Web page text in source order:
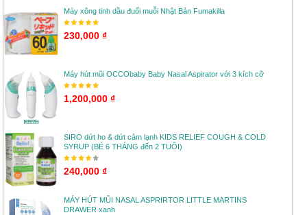
Máy xông tinh dầu đuổi muỗi Nhật Bản Fumakilla
230,000 ₫
Máy hút mũi OCCObaby Baby Nasal Aspirator với 3 kích cỡ
1,200,000 ₫
SIRO dứt ho & dứt cảm lạnh KIDS RELIEF COUGH & COLD
SYRUP (BÉ 6 THÁNG đến 2 TUỔI)
240,000 ₫
MÁY HÚT MŨI NASAL ASPRIRTOR LITTLE MARTINS
DRAWER xanh